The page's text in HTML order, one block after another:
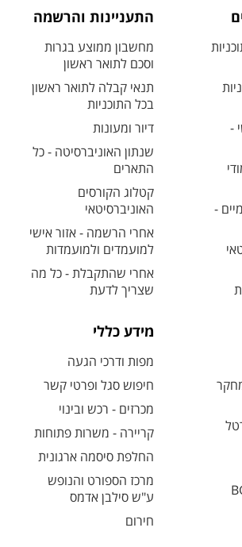
-
-
התעניינות והרשמה
מחשבון ממוצע בגרות
וסכם לתואר ראשון
תנאי קבלה לתואר ראשון
בכל התוכניות
דיור ומעונות
שנתון האוניברסיטה - כל
התארים
קטלוג הקורסים
האוניברסיטאי
אחרי הרשמה - אזור אישי
למועמדים ולמועמדות
אחרי שהתקבלת - כל מה
שצריך לדעת
מידע כללי
מפות ודרכי הגעה
חיפוש סגל ופרטי קשר
מכרזים - רכש ובינוי
קריירה - משרות פתוחות
החלפת סיסמה ארגונית
מרכז הספורט והנופש
ע"ש סילבן אדמס
חירום